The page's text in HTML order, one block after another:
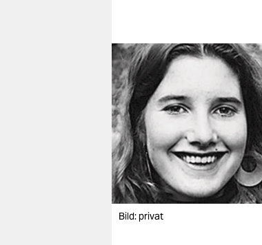
Bild: privat